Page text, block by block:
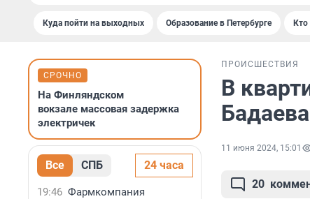
Куда пойти на выходных Образование в Петербурге
СРОЧНО
На Финляндском
вокзале массовая задержка
электричек
Все СПБ 24 часа
19:46 Фармкомпания
ПРОИСШЕСТВИЯ
В
11 июня 2024, 15:01
20